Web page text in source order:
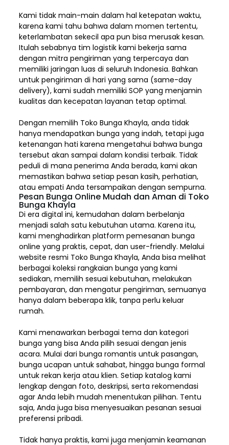
Kami tidak main-main dalam hal ketepatan waktu,
karena kami tahu bahwa dalam momen tertentu,
keterlambatan sekecil apa pun bisa merusak kesan.
Itulah sebabnya tim logistik kami bekerja sama
dengan mitra pengiriman yang terpercaya dan
memiliki jaringan luas di seluruh Indonesia. Bahkan
untuk pengiriman di hari yang sama (same-day
delivery), kami sudah memiliki SOP yang menjamin
kualitas dan kecepatan layanan tetap optimal.
Dengan memilih Toko Bunga Khayla, anda tidak
hanya mendapatkan bunga yang indah, tetapi juga
ketenangan hati karena mengetahui bahwa bunga
tersebut akan sampai dalam kondisi terbaik. Tidak
peduli di mana penerima Anda berada, kami akan
memastikan bahwa setiap pesan kasih, perhatian,
atau empati Anda tersampaikan dengan sempurna.
Pesan Bunga Online Mudah dan Aman di Toko
Bunga Khayla
Di era digital ini, kemudahan dalam berbelanja
menjadi salah satu kebutuhan utama. Karena itu,
kami menghadirkan platform pemesanan bunga
online yang praktis, cepat, dan user-friendly. Melalui
website resmi Toko Bunga Khayla, Anda bisa melihat
berbagai koleksi rangkaian bunga yang kami
sediakan, memilih sesuai kebutuhan, melakukan
pembayaran, dan mengatur pengiriman,semuanya
hanya dalam beberapa klik, tanpa perlu keluar
rumah.
Kami menawarkan berbagai tema dan kategori
bunga yang bisa Anda pilih sesuai dengan jenis
acara. Mulai dari bunga romantis untuk pasangan,
bunga ucapan untuk sahabat, hingga bunga formal
untuk rekan kerja atau klien. Setiap katalog kami
lengkap dengan foto, deskripsi, serta rekomendasi
agar Anda lebih mudah menentukan pilihan. Tentu
saja, Anda juga bisa menyesuaikan pesanan sesuai
preferensi pribadi.
Tidak hanya praktis, kami juga menjamin keamanan